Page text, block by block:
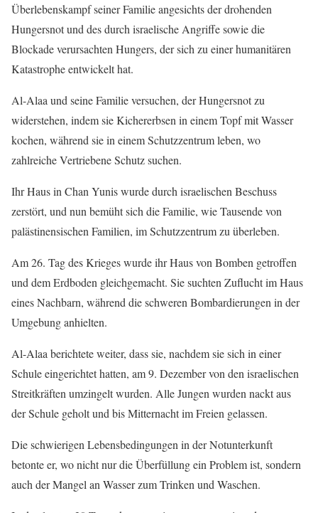
Überlebenskampf seiner Familie angesichts der drohenden
Hungersnot und des durch israelische Angriffe sowie die
Blockade verursachten Hungers, der sich zu einer humanitären
Katastrophe entwickelt hat.
Al-Alaa und seine Familie versuchen, der Hungersnot zu
widerstehen, indem sie Kichererbsen in einem Topf mit Wasser
kochen, während sie in einem Schutzzentrum leben, wo
zahlreiche Vertriebene Schutz suchen.
Ihr Haus in Chan Yunis wurde durch israelischen Beschuss
zerstört, und nun bemüht sich die Familie, wie Tausende von
palästinensischen Familien, im Schutzzentrum zu überleben.
Am 26. Tag des Krieges wurde ihr Haus von Bomben getroffen
und dem Erdboden gleichgemacht. Sie suchten Zuflucht im Haus
eines Nachbarn, während die schweren Bombardierungen in der
Umgebung anhielten.
Al-Alaa berichtete weiter, dass sie, nachdem sie sich in einer
Schule eingerichtet hatten, am 9. Dezember von den israelischen
Streitkräften umzingelt wurden. Alle Jungen wurden nackt aus
der Schule geholt und bis Mitternacht im Freien gelassen.
Die schwierigen Lebensbedingungen in der Notunterkunft
betonte er, wo nicht nur die Überfüllung ein Problem ist, sondern
auch der Mangel an Wasser zum Trinken und Waschen.